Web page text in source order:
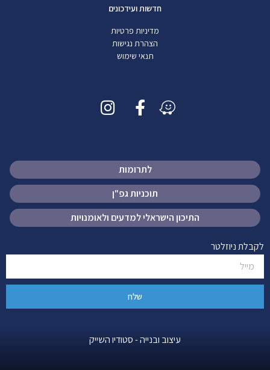
חדשות ועידכונים
מדיניות פרטיות
הצהרת נגישות
תנאי שימוש
לתרומות
תוכניות גפ"ן
התיכון הישראלי למדעים ולאומנויות
לקבלת ניוזלטר
שלח
עיצוב ובנייה - סטודיו השייק